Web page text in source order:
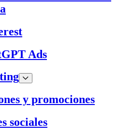
Ads
y promociones
sociales